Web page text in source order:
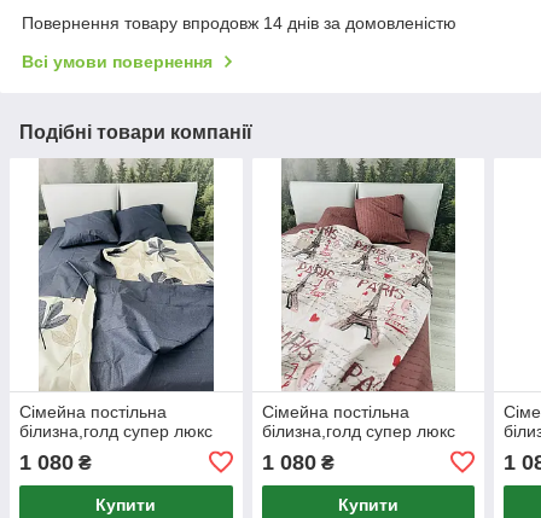
Повернення товару впродовж 14 днів за домовленістю
Всі умови повернення
Подібні товари компанії
Сімейна постільна
білизна,голд супер люкс
1 080 ₴
Купити
Сімейна постільна
білизна,голд супер люкс
1 080₴
Купити
1